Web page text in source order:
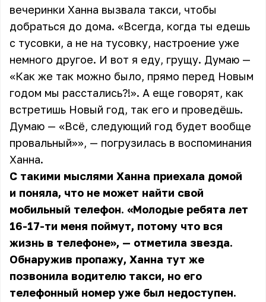
вечеринки Ханна вызвала такси, чтобы
добраться до дома. «Всегда, когда ты едешь
с тусовки, а не на тусовку, настроение уже
немного другое. И вот я еду, грущу. Думаю —
«Как же так можно было, прямо перед Новым
годом мы расстались?!». А еще говорят, как
встретишь Новый год, так его и проведёшь.
Думаю — «Всё, следующий год будет вообще
провальный»», — погрузилась в воспоминания
Ханна.
С такими мыслями Ханна приехала домой
и поняла, что не может найти свой
мобильный телефон. «Молодые ребята лет
16-17-ти меня поймут, потому что вся
жизнь в телефоне», — отметила звезда.
Обнаружив пропажу, Ханна тут же
позвонила водителю такси, но его
телефонный номер уже был недоступен.